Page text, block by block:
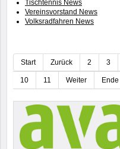
Tischtennis News
Vereinsvorstand News
Volksradfahren News
Start Zurück 2 3
10 11 Weiter Ende